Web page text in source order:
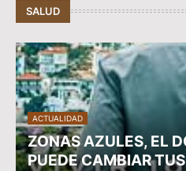
SALUD
ACTUALIDAD
ZONAS AZULES, EL
PUEDE CAMBIAR